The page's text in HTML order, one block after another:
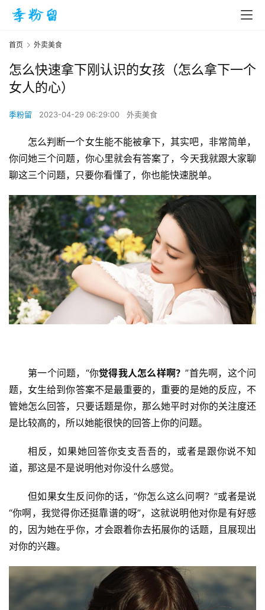
首页 外卖美食
怎么快速拿下刚认识的女孩（怎么拿下一个
女人的心）
季粉留 2023-04-29 06:29:00 外卖美食
怎么判断一个女生能不能被拿下，其实吧，非常简单，
你问她三个问题，你心里就会有答案了，今天我就跟大家聊
聊这三个问题，只要你看懂了，你也能快速脱单。
第一个问题，“你觉得我人怎么样啊？”首先啊，这个问
题，女生给到你答案不是最重要的，重要的是她的反应，不
管她怎么回答，只要话题是你，那么她平时对你的关注度还
是比较高的，所以她能很快的回答上你的问题。
相反，如果她回答你支支吾吾的，或者是跟你说不知
道，那这是不是说明他对你没什么感觉。
但如果女生反问你的话，“你怎么这么问啊？”或者是说
“你啊，我觉得你还挺靠谱的呀”，这就说明他对你是有好感
的，因为她在乎你，才会跟着你去拓展你的话题，且展现出
对你的兴趣。